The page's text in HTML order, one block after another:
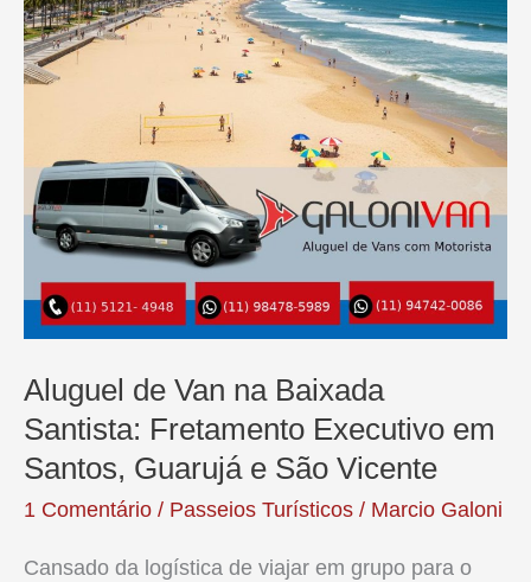
Aluguel de Van na Baixada
Santista: Fretamento Executivo em
Santos, Guarujá e São Vicente
1 Comentário / Passeios Turísticos / Marcio Galoni
Cansado da logística de viajar em grupo para o